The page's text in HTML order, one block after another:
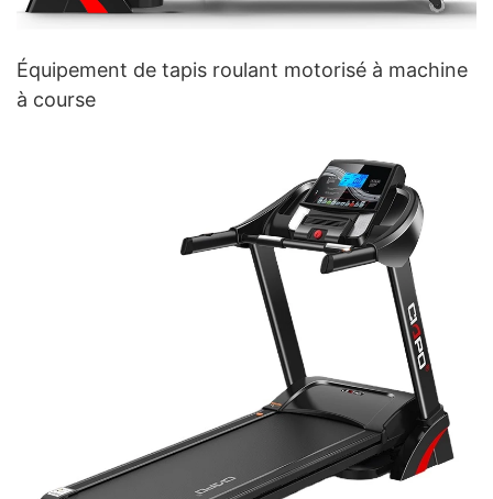
Équipement de tapis roulant motorisé à machine
à course